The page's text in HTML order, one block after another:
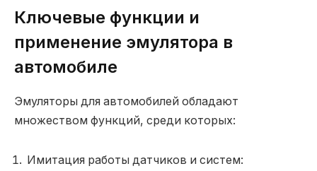
Ключевые функции и
применение эмулятора в
автомобиле
Эмуляторы для автомобилей обладают
множеством функций, среди которых:
Имитация работы датчиков и систем: